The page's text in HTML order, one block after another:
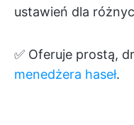
ustawień dla
✅ Oferuje prostą,
menedżera haseł.